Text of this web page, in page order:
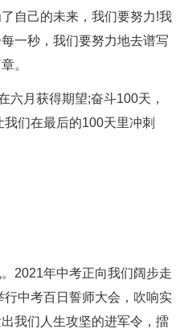
自己的未来，我们要努力!我
一秒，我们要努力地去谱写
。
六月获得期望;奋斗100天，
们在最后的100天里冲刺
2021年中考正向我们阔步走
中考百日誓师大会，吹响实
我们人生攻坚的进军令，擂